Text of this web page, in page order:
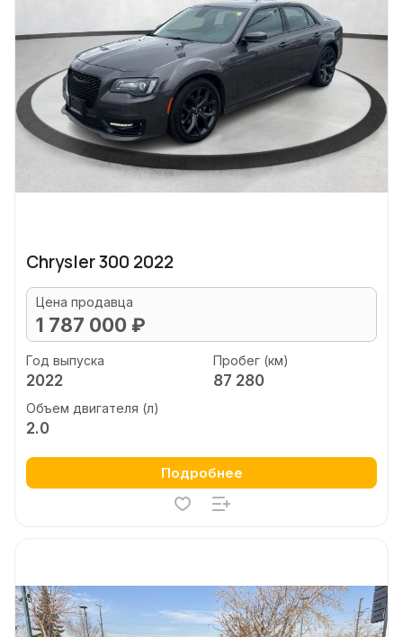
Chrysler 300 2022
Цена продавца
1 787 000 ₽
Год выпуска
2022
Пробег (км)
87 280
Объем двигателя (л)
2.0
Подробнее